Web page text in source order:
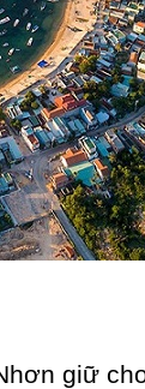
giữ